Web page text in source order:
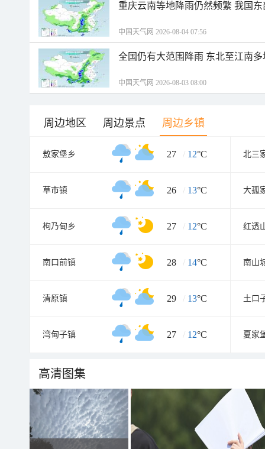
重庆云南等地降雨仍然频繁 我国
中国天气网 2026-08-04 07:56
全国仍有大范围降雨 东北至江南
中国天气网 2026-08-03 08:00
周边地区 周边景点 周边乡镇
敖家堡乡 27 / 12°C 北三
草市镇 26 / 13°C 大孤
枸乃甸乡 27 / 12°C 红透
南口前镇 28 / 14°C 南山
清原镇 29 / 13°C 土口
湾甸子镇 27 / 12°C 夏家
高清图集